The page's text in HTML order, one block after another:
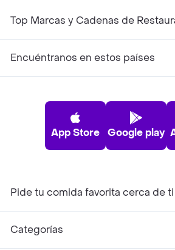
Top Marcas y Cadenas de
Encuéntranos en estos países
App Store Google play
Pide tu comida favorita cerca de ti
Categorías